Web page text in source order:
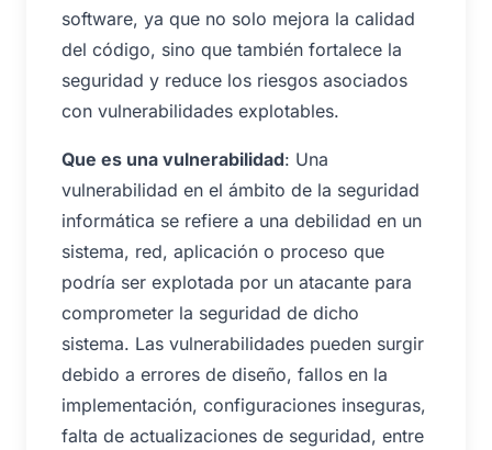
software, ya que no solo mejora la calidad
del código, sino que también fortalece la
seguridad y reduce los riesgos asociados
con vulnerabilidades explotables.
Que es una vulnerabilidad: Una
vulnerabilidad en el ámbito de la seguridad
informática se refiere a una debilidad en un
sistema, red, aplicación o proceso que
podría ser explotada por un atacante para
comprometer la seguridad de dicho
sistema. Las vulnerabilidades pueden surgir
debido a errores de diseño, fallos en la
implementación, configuraciones inseguras,
falta de actualizaciones de seguridad, entre